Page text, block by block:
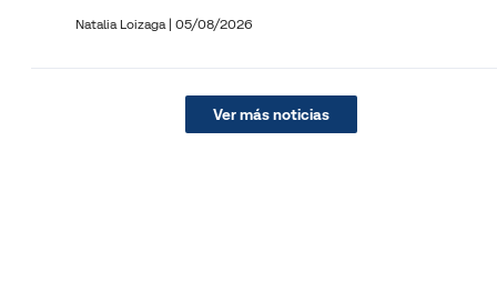
Natalia Loizaga | 05/08/2026
Ver más noticias